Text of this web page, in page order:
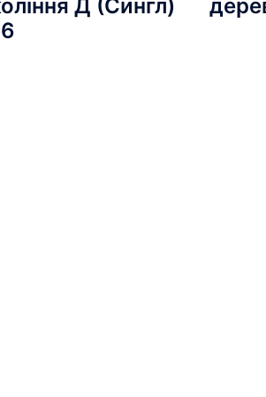
Д (Сингл)